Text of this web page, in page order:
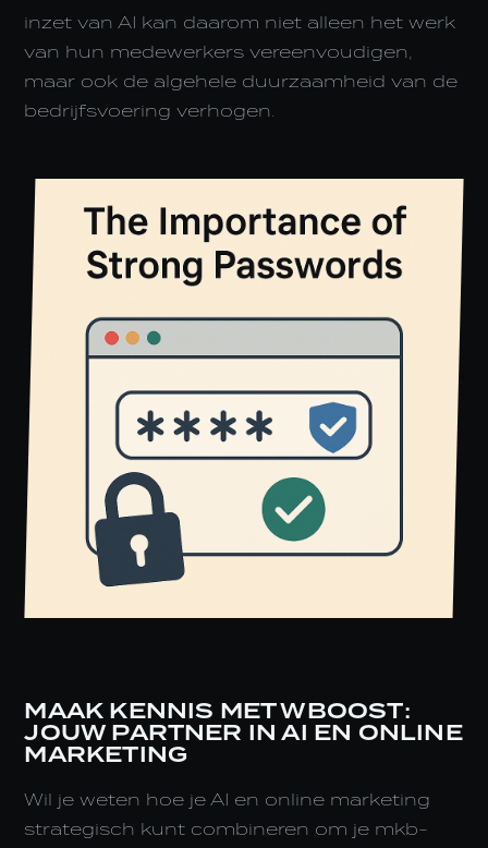
inzet van AI kan daarom niet alleen het werk
van hun medewerkers vereenvoudigen,
maar ook de algehele duurzaamheid van de
bedrijfsvoering verhogen.
MAAK KENNIS MET WBOOST:
JOUW PARTNER IN AI EN ONLINE
MARKETING
Wil je weten hoe je AI en online marketing
strategisch kunt combineren om je mkb-